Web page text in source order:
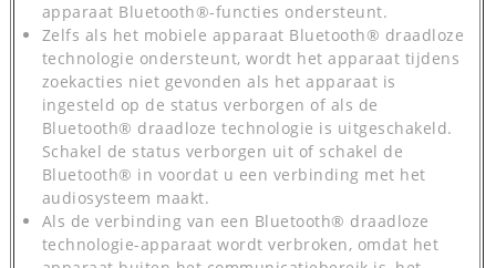
apparaat Bluetooth®-functies ondersteunt.
Zelfs als het mobiele apparaat Bluetooth® draadloze
technologie ondersteunt, wordt het apparaat tijdens
zoekacties niet gevonden als het apparaat is
ingesteld op de status verborgen of als de
Bluetooth® draadloze technologie is uitgeschakeld.
Schakel de status verborgen uit of schakel de
Bluetooth® in voordat u een verbinding met het
audiosysteem maakt.
Als de verbinding van een Bluetooth® draadloze
technologie-apparaat wordt verbroken, omdat het